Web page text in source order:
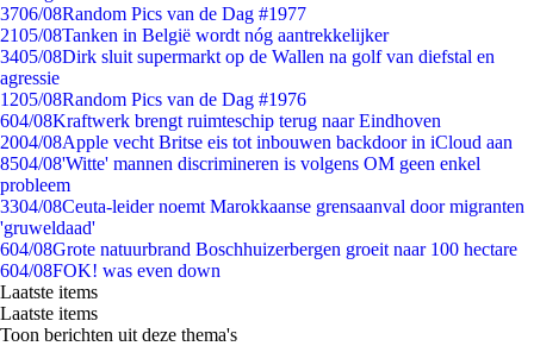
3706/08Random Pics van de Dag #1977
2105/08Tanken in België wordt nóg aantrekkelijker
3405/08Dirk sluit supermarkt op de Wallen na golf van diefstal en
agressie
1205/08Random Pics van de Dag #1976
604/08Kraftwerk brengt ruimteschip terug naar Eindhoven
2004/08Apple vecht Britse eis tot inbouwen backdoor in iCloud aan
8504/08'Witte' mannen discrimineren is volgens OM geen enkel
probleem
3304/08Ceuta-leider noemt Marokkaanse grensaanval door migranten
'gruweldaad'
604/08Grote natuurbrand Boschhuizerbergen groeit naar 100 hectare
604/08FOK! was even down
Laatste items
Laatste items
Toon berichten uit deze thema's